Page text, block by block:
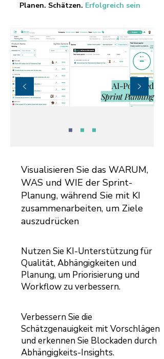
Planen. Schätzen. Erfolgreich sein​
AI-Powered
Sprint Planning
Visualisieren Sie das WARUM,
WAS und WIE der Sprint-
Planung, während Sie mit KI
zusammenarbeiten, um Ziele
auszudrücken
Nutzen Sie KI-Unterstützung für
Qualität, Abhängigkeiten und
Planung, um Priorisierung und
Workflow zu verbessern.
Verbessern Sie die
Schätzgenauigkeit mit Vorschlägen
und erkennen Sie Blockaden durch
Abhängigkeits-Insights.